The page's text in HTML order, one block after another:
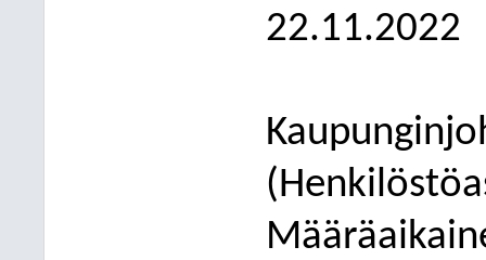
22.11.2022